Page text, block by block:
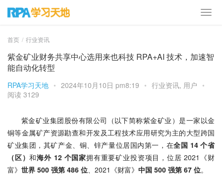
首页 行业资讯
紫金矿业财务共享中心选用来也科技 RPA+AI 技术，加速智
能自动化转型
RPA学习天地 • 2024年10月10日 pm8:19 • 行业资讯, 用户 •
阅读 3129
紫金矿业集团股份有限公司（以下简称紫金矿业）是一家以金
铜等金属矿产资源勘查和开发及工程技术应用研究为主的大型跨国
矿业集团，其矿产金、铜、锌产量位居国内第一，在全国 14 个省
（区）和海外 12 个国家拥有重要矿业投资项目，位居 2021《财
富》 世界 500 强第 486 位、2021《财富》 中国 500 强第 67 位。